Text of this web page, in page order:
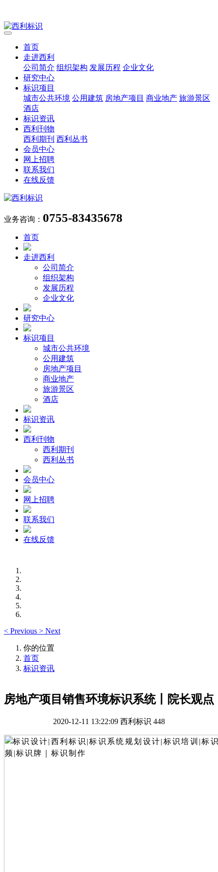
首页
走进西利
公司简介 组织架构 发展历程 企业文化
研究中心
标识项目
城市公共环境 公用建筑 房地产项目 商业地产 旅游景区
酒店
标识资讯
西利刊物
西利期刊 西利丛书
会员中心
网上招聘
联系我们
在线反馈
业务咨询： 0755-83435678
首页
走进西利
公司简介
组织架构
发展历程
企业文化
研究中心
标识项目
城市公共环境
公用建筑
房地产项目
商业地产
旅游景区
酒店
标识资讯
西利刊物
西利期刊
西利丛书
会员中心
网上招聘
联系我们
在线反馈
< Previous > Next
你的位置
首页
标识资讯
房地产项目销售环境标识系统丨院长观点
2020-12-11 13:22:09 西利标识 448